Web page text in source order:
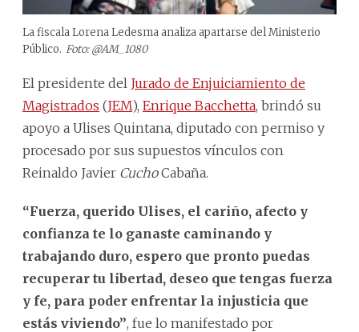
La fiscala Lorena Ledesma analiza apartarse del Ministerio
Público. Foto: @AM_1080
El presidente del Jurado de Enjuiciamiento de
Magistrados (JEM), Enrique Bacchetta, brindó su
apoyo a Ulises Quintana, diputado con permiso y
procesado por sus supuestos vínculos con
Reinaldo Javier CuchoCabaña.
“Fuerza, querido Ulises, el cariño, afecto y
confianza te lo ganaste caminando y
trabajando duro, espero que pronto puedas
recuperar tu libertad, deseo que tengas fuerza
y fe, para poder enfrentar la injusticia que
estás viviendo”, fue lo manifestado por